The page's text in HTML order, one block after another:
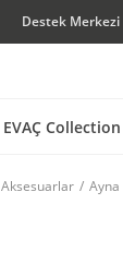
Destek Merkezi
EVAÇ Collection
Aksesuarlar